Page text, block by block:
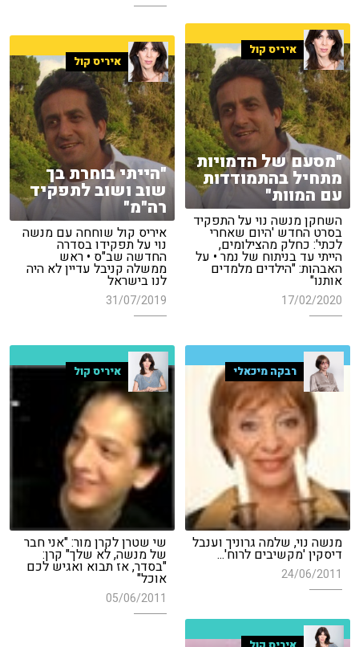
איריס קול
"מסעם של הדמויות
מתחיל בהתמודדות
עם המוות"
השחקן מנשה נוי על התפקיד
בסרט החדש 'היום שאחרי
לכתי': כחלק מהצילומים,
הייתי עד בניתוח של נמר • על
האבהות: "הילדים מלמדים
אותנו"
17/02/2020
איריס קול
"הייתי בוחרת בך
שוב ושוב לתפקיד
רה"מ"
איריס קול שוחחה עם מנשה
נוי על תפקידו בסדרה
החדשה שב"ס • ראש
ממשלה קניבל עדיין לא היה
לנו בישראל
31/07/2019
רבקה מיכאלי
מנשה נוי, שלמה גרוניך וענבל
דיסקין 'מקשיבים לרוח'...
24/06/2011
איריס קול
שי שטרן לקרן מור: "אני חבר
של מנשה, לא שלך" קרן:
"בסדר, אז תבוא ואגיש לכם
אוכל"
05/06/2011